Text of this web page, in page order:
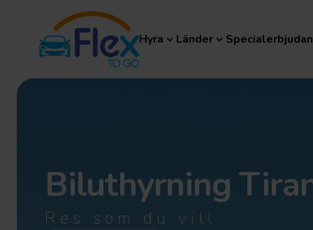
Hyra
Hyra
Länder
Biluthyrning
Res som du vill